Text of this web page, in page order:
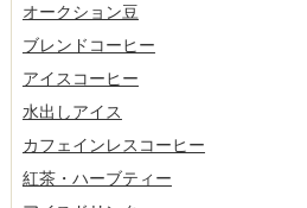
オークション豆
ブレンドコーヒー
アイスコーヒー
水出しアイス
カフェインレスコーヒー
紅茶・ハーブティー